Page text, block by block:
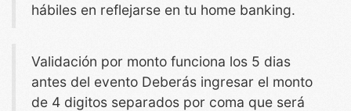
hábiles en reflejarse en tu home banking.
Validación por monto funciona los 5 dias
antes del evento Deberás ingresar el monto
de 4 digitos separados por coma que será